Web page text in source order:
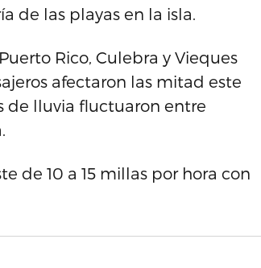
de las playas en la isla.
Rico, Culebra y Vieques
afectaron las mitad este
de lluvia fluctuaron entre
de 10 a 15 millas por hora con